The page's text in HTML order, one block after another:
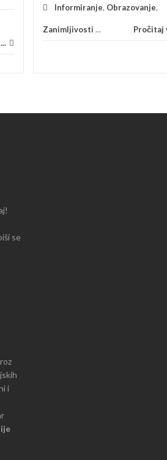
Informiranje, Obrazovanje,
Zanimljivosti ... Pročitaj
se
i